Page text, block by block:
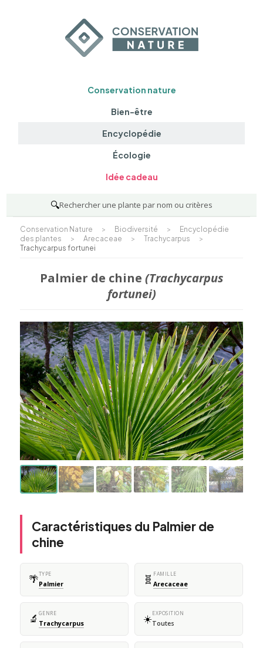
Conservation nature
Bien-être
Encyclopédie
Écologie
Idée cadeau
🔍Rechercher une plante par nom ou critères
Conservation Nature > Biodiversité >
Encyclopédie
des plantes
> Arecaceae > Trachycarpus
>
Trachycarpus fortunei
Palmier de chine (Trachycarpus
fortunei)
Caractéristiques du Palmier de
chine
🌴TYPE
Palmier 🧬 FAMILLE
Arecaceae
🔬 GENRE
Trachycarpus ☀️EXPOSITION
Toutes